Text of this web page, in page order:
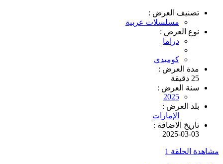
تصنيف العرض :
مسلسلات عربية
نوع العرض :
دراما
كوميدي
مدة العرض :
25 دقيقة
سنة العرض :
2025
بلد العرض :
الإمارات
تاريخ الاضافة :
2025-03-03
مشاهدة الحلقة 1